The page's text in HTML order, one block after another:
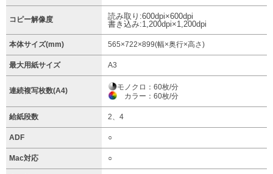
コピー解像度
読み取り:600dpi×600dpi
書き込み:1,200dpi×1,200dpi
本体サイズ(mm) 565×722×899(幅×奥行×高さ)
最大用紙サイズ A3
連続複写枚数(A4)
モノクロ：60枚/分
カラー：60枚/分
給紙段数 2、4
ADF ○
Mac対応 ○